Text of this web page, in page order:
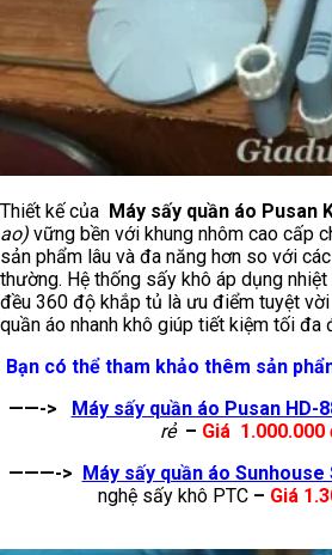
Thiết kế của Máy sấy quần áo Pusan
ao) vững bền với khung nhôm cao cấp
sản phẩm lâu và đa năng hơn so với
thường. Hệ thống sấy khô áp dụng
đều 360 độ khắp tủ là ưu điểm tuyệt
quần áo nhanh khô giúp tiết kiệm tối đa
Bạn có thể tham khảo thêm sản
——-> Máy sấy quần áo Pusan HD-
rẻ – Giá 1.000.000
———-> Máy sấy quần áo Sunhouse
nghệ sấy khô PTC– Giá